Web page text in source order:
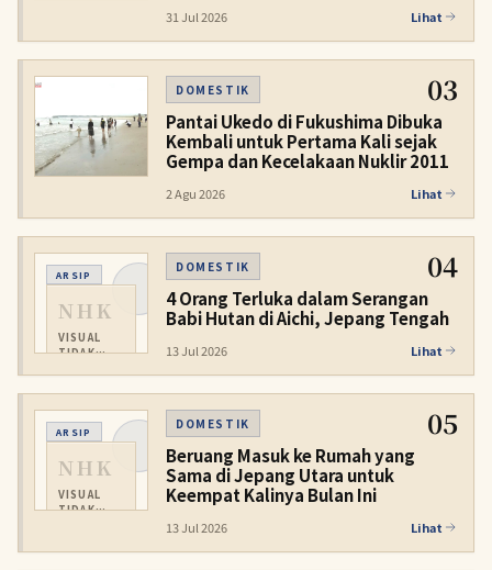
31 Jul 2026 Lihat
DOMESTIK 03
Pantai Ukedo di Fukushima Dibuka
Kembali untuk Pertama Kali sejak
Gempa dan Kecelakaan Nuklir 2011
2 Agu 2026 Lihat
ARSIP
NHK
VISUAL
TIDAK
DOMESTIK 04
4 Orang Terluka dalam Serangan
Babi Hutan di Aichi, Jepang Tengah
13 Jul 2026 Lihat
ARSIP
NHK
VISUAL
TIDAK
DOMESTIK 05
Beruang Masuk ke Rumah yang
Sama di Jepang Utara untuk
Keempat Kalinya Bulan Ini
13 Jul 2026 Lihat